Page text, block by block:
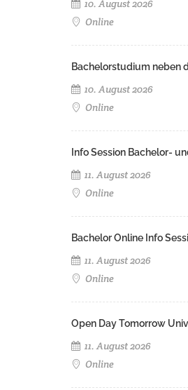
10. August 2026
Online
Bachelorstudium neben
10. August 2026
Online
Info Session Bachelor-
11. August 2026
Online
Bachelor Online Info
11. August 2026
Online
Open Day Tomorrow
11. August 2026
Online